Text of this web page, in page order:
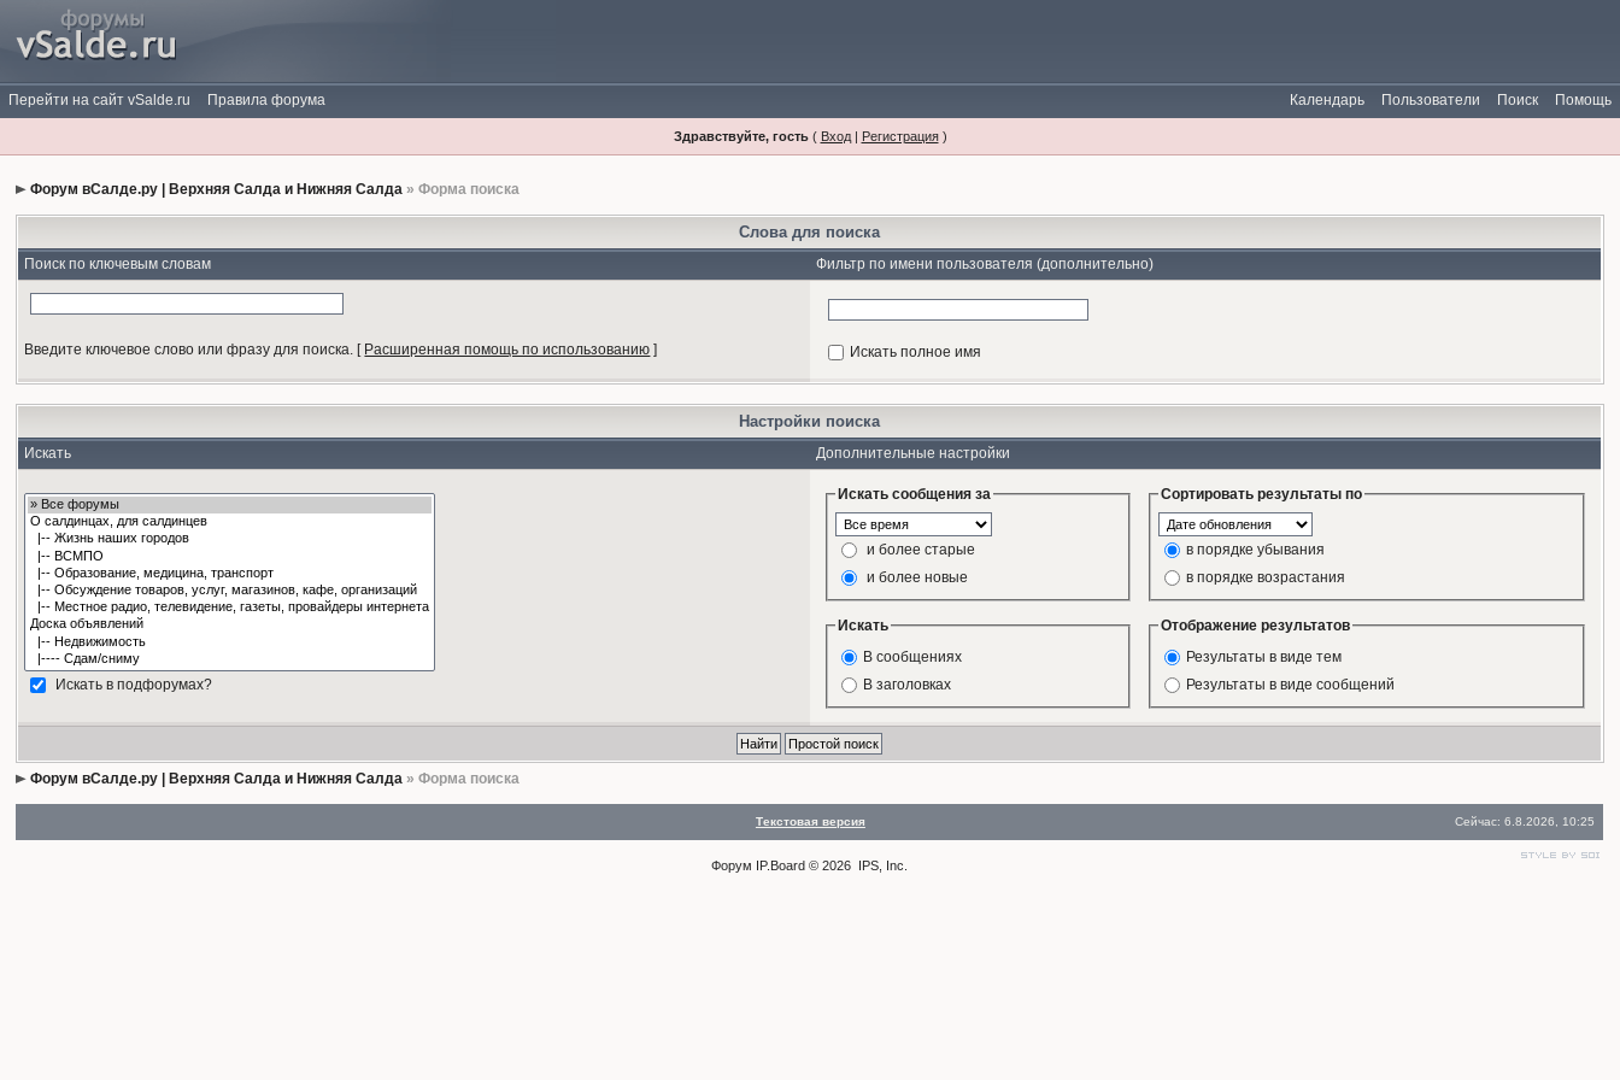
Перейти на сайт vSalde.ru Правила форума Помощь
Поиск
Пользователи
Календарь
Здравствуйте, гость( Вход| Регистрация)
Форум вСалде.ру | Верхняя Салда и Нижняя Салда » Форма поиска
Слова для поиска
Поиск по ключевым словам Фильтр по имени пользователя (дополнительно)
Введите ключевое слово или фразу для поиска. [ Расширенная помощь по использованию ] Искать полное имя
Настройки поиска
Искать Дополнительные настройки
Искать в подфорумах?
Искать сообщения за
и более старые
и более новые
Сортировать результаты по
в порядке убывания
в порядке возрастания
Искать
В сообщениях
В заголовках
Отображение результатов
Результаты в виде тем
Результаты в виде сообщений
Форум вСалде.ру | Верхняя Салда и Нижняя Салда » Форма поиска
Текстовая версия Сейчас: 6.8.2026, 10:25
Форум IP.Board © 2026 IPS, Inc